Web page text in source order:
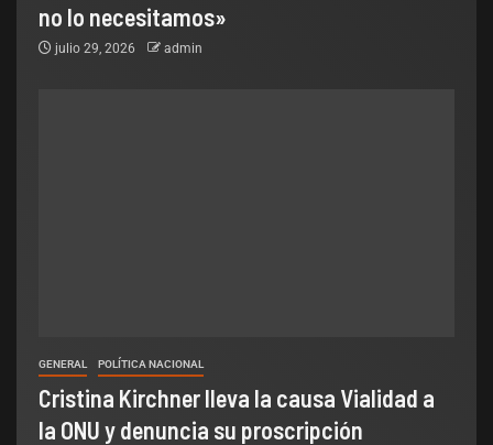
no lo necesitamos»
julio 29, 2026 admin
GENERAL POLÍTICA NACIONAL
Cristina Kirchner lleva la causa Vialidad a
la ONU y denuncia su proscripción